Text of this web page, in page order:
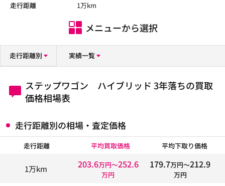
走行距離
1万km
メニューから選択
走行距離別 実績一覧
ステップワゴン ハイブリッド 3年落ちの買取
価格相場表
走行距離別の相場・査定価格
走行距離 平均買取価格 平均下取り価格
1万km 203.6万円〜252.6
万円
179.7万円〜212.9
万円